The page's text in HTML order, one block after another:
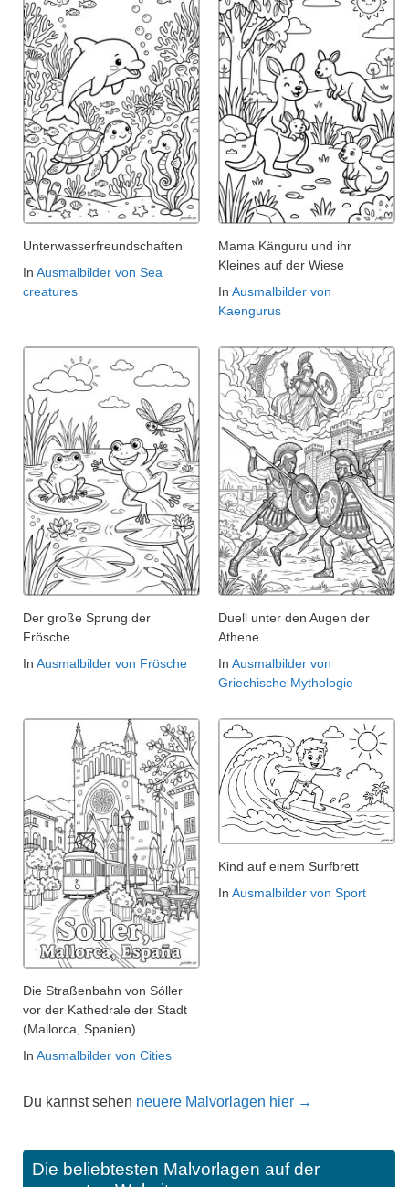
Unterwasserfreundschaften
In Ausmalbilder von Sea
creatures
Mama Känguru und ihr
Kleines auf der Wiese
In Ausmalbilder von
Kaengurus
Der große Sprung der
Frösche
In Ausmalbilder von Frösche
Duell unter den Augen der
Athene
In Ausmalbilder von
Griechische Mythologie
Die Straßenbahn von Sóller
vor der Kathedrale der Stadt
(Mallorca, Spanien)
In Ausmalbilder von Cities
Kind auf einem Surfbrett
In Ausmalbilder von Sport
Du kannst sehen neuere Malvorlagen hier →
Die beliebtesten Malvorlagen auf der